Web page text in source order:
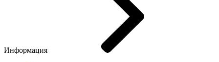
Информация